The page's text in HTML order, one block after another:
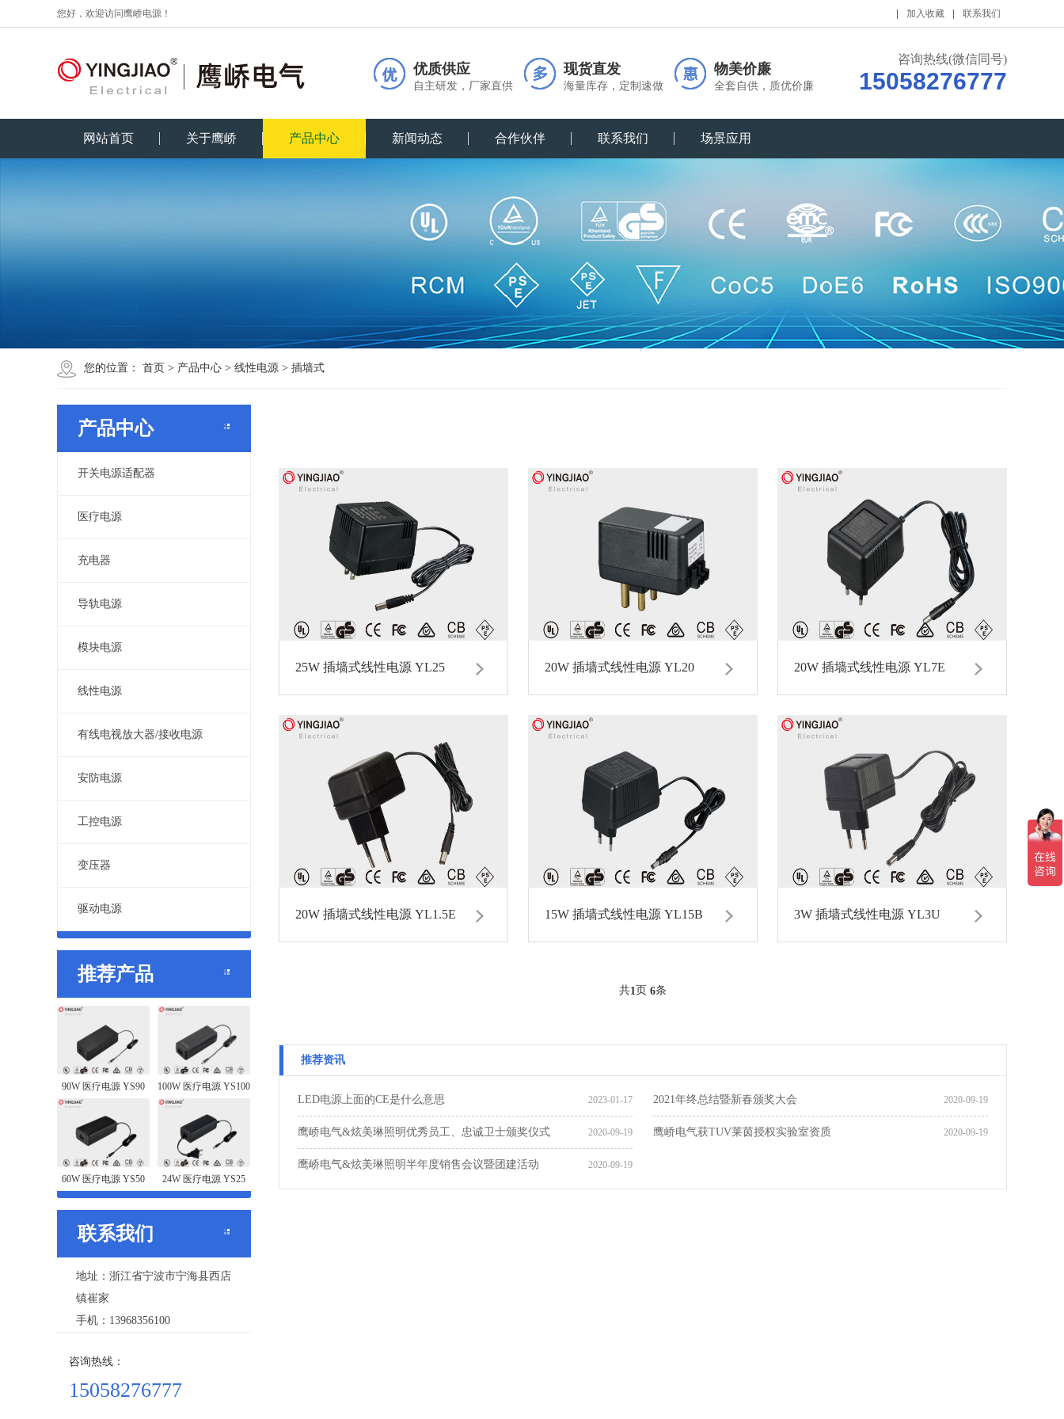
加入收藏 联系我们
您好，欢迎访问鹰峤电源！
优质供应
自主研发，厂家直供
现货直发
海量库存，定制速做
物美价廉
全套自供，质优价廉
咨询热线(微信同号)
15058276777
网站首页 关于鹰峤 产品中心 新闻动态 合作伙伴 联系我们 场景应用
您的位置： 首页 > 产品中心 > 线性电源 > 插墙式
产品中心
开关电源适配器
医疗电源
充电器
导轨电源
模块电源
线性电源
有线电视放大器/接收电源
安防电源
工控电源
变压器
驱动电源
推荐产品
90W 医疗电源 YS90 100W 医疗电源 YS100
60W 医疗电源 YS50 24W 医疗电源 YS25
联系我们
地址：浙江省宁波市宁海县西店
镇崔家
手机：13968356100
咨询热线：
15058276777
25W 插墙式线性电源 YL25 20W 插墙式线性电源 YL20 20W 插墙式线性电源 YL7E
20W 插墙式线性电源 YL1.5E 15W 插墙式线性电源 YL15B 3W 插墙式线性电源 YL3U
共1页 6条
推荐资讯
2023-01-17
LED电源上面的CE是什么意思 2020-09-19
2021年终总结暨新春颁奖大会
2020-09-19
鹰峤电气&炫美琳照明优秀员工、忠诚卫士颁奖仪式 2020-09-19
鹰峤电气获TUV莱茵授权实验室资质
2020-09-19
鹰峤电气&炫美琳照明半年度销售会议暨团建活动